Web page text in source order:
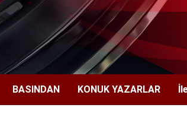
BASINDAN KONUK YAZARLAR